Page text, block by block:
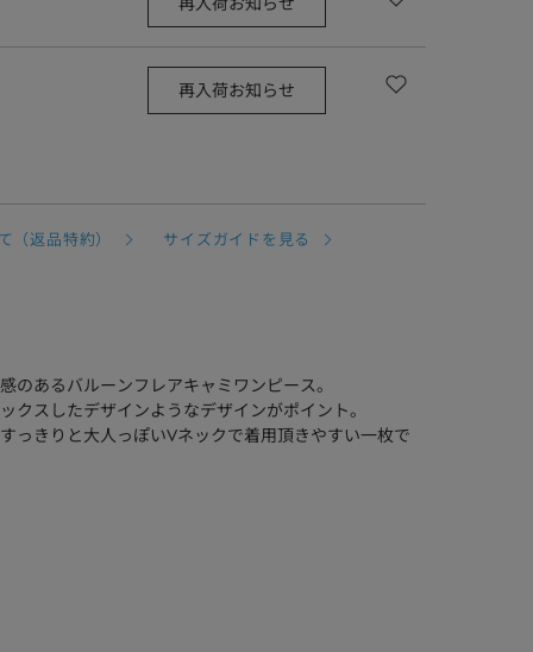
再入荷お知らせ
（返品特約）
サイズガイドを見る
あるバルーンフレアキャミワンピース。
クスしたデザインようなデザインがポイント。
っきりと大人っぽいVネックで着用頂きやすい一枚で